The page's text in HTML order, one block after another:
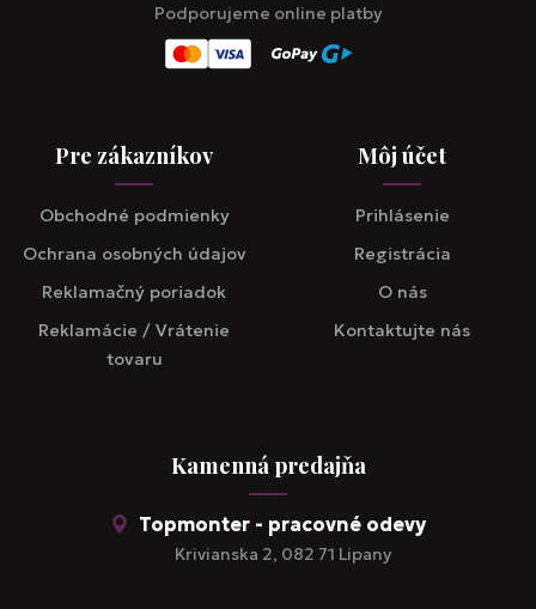
Podporujeme online platby
Pre zákazníkov
Obchodné podmienky
Ochrana osobných údajov
Reklamačný poriadok
Reklamácie / Vrátenie
tovaru
Môj účet
Prihlásenie
Registrácia
O nás
Kontaktujte nás
Kamenná predajňa
Topmonter - pracovné odevy
Krivianska 2, 082 71 Lipany